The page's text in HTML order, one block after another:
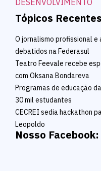
Tópicos Recentes
O jornalismo profissional
debatidos na Federasul
Teatro Feevale recebe
com Oksana Bondareva
Programas de educação
30 mil estudantes
CECREI sedia hackathon
Leopoldo
Nosso Facebook: